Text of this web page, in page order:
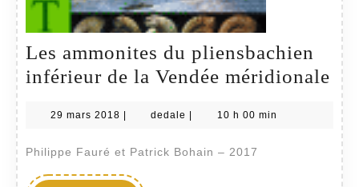
Les ammonites du pliensbachien
inférieur de la Vendée méridionale
du
29 mars 2018 29
| dedale dedale
| 10 h 00 min
Philippe Fauré et Patrick Bohain – 2017